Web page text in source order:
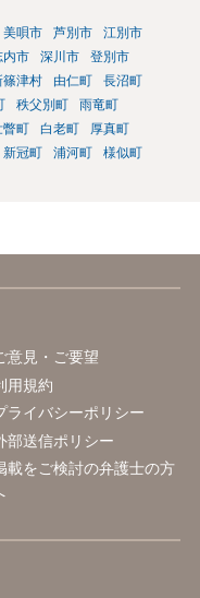
美唄市 芦別市
江別市
内市 深川市
登別市
篠津村 由仁町
長沼町
秩父別町
雨竜町
瞥町 白老町
厚真町
新冠町 浦河町
様似町
意見・ご要望
用規約
ライバシーポリシー
部送信ポリシー
載をご検討の弁護士の方